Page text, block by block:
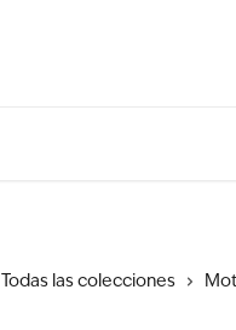
Todas las colecciones